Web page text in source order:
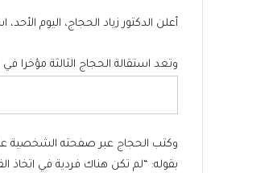
أعلن الدكتور زياد الحجاج، اليوم
وتعد استقالة الحجاج الثالثة مؤخرا
بقوله: “لم تكن هناك فردية في اتخاذ